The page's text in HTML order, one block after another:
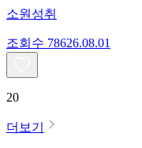
소원성취
조회수 78626.08.01
20
더보기